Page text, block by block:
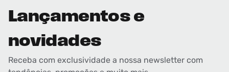
Lançamentos e
novidades
Receba com exclusividade a nossa newsletter com